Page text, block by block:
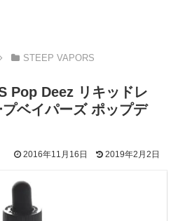
STEEP VAPORS
Pop Deez リキッドレ
ベイパーズ ポップデ
2016年11月16日 2019年2月2日